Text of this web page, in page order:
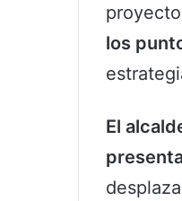
los
El